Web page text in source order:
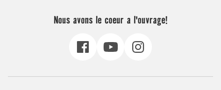
Nous avons le coeur a l'ouvrage!